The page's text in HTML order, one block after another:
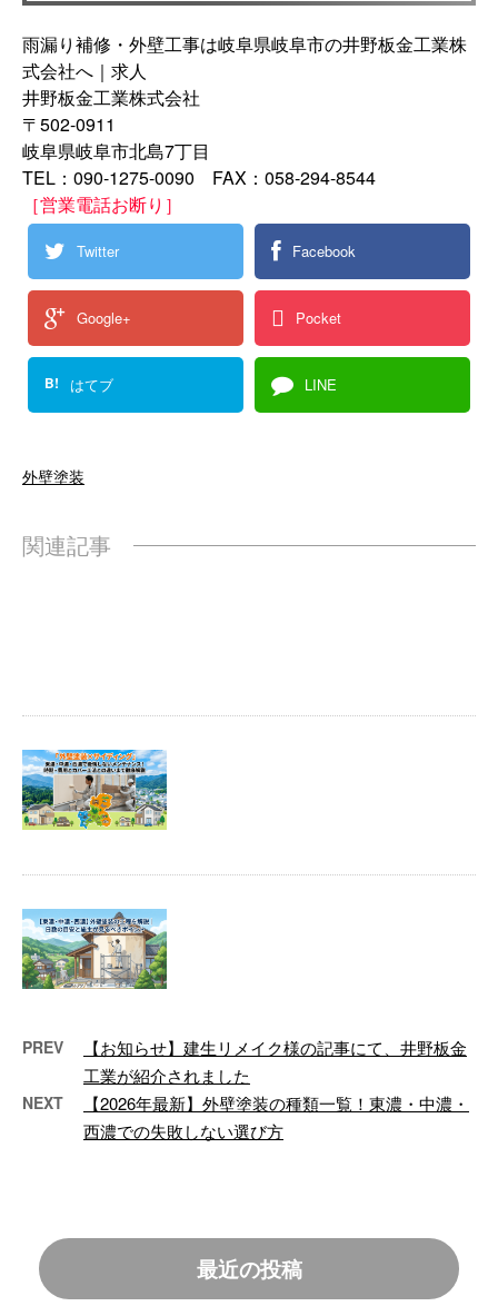
雨漏り補修・外壁工事は岐阜県岐阜市の井野板金工業株
式会社へ｜求人
井野板金工業株式会社
〒502-0911
岐阜県岐阜市北島7丁目
TEL：090-1275-0090 FAX：058-294-8544
［営業電話お断り］
Twitter Facebook
Google+ Pocket
B! はてブ LINE
外壁塗装
関連記事
PREV
【お知らせ】建生リメイク様の記事にて、井野板金
工業が紹介されました
NEXT
【2026年最新】外壁塗装の種類一覧！東濃・中濃・
西濃での失敗しない選び方
最近の投稿